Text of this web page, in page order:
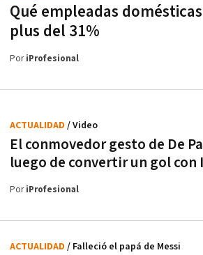
Qué empleadas
plus del 31%
PoriProfesional
El conmovedor gesto de De
luego de convertir un gol con
ACTUALIDAD / Video
PoriProfesional
ACTUALIDAD / Falleció el papá de Messi